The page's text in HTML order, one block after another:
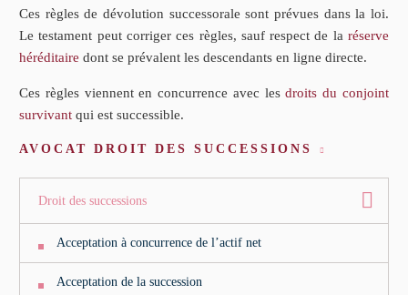
Ces règles de dévolution successorale sont prévues dans la loi.
Le testament peut corriger ces règles, sauf respect de la réserve
héréditaire dont se prévalent les descendants en ligne directe.
Ces règles viennent en concurrence avec lesdroits du conjoint
survivant qui est successible.
AVOCAT DROIT DES SUCCESSIONS
Droit des successions
Acceptation à concurrence de l’actif net
Acceptation de la succession